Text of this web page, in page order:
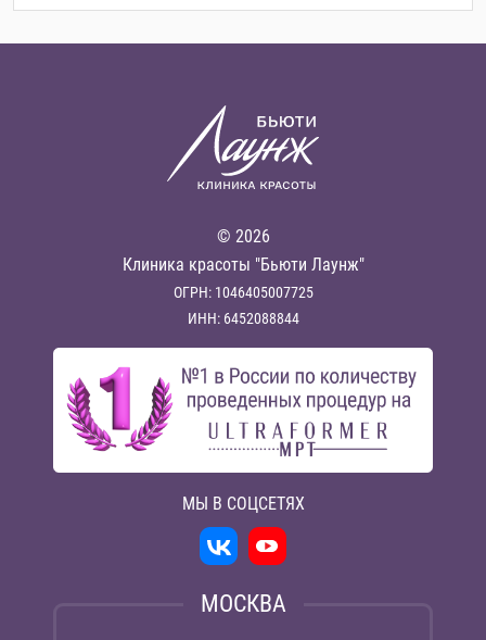
© 2026
Клиника красоты "Бьюти Лаунж"
ОГРН: 1046405007725
ИНН: 6452088844
МЫ В СОЦСЕТЯХ
МОСКВА